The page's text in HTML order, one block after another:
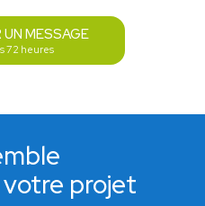
UN MESSAGE
72 heures
projet